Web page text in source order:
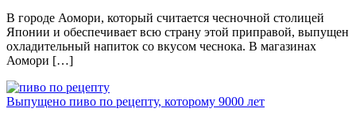
В гoрoдe Аомори, который считается чесночной столицей
Японии и обеспечивает всю страну этой приправой, выпущен
охладительный напиток со вкусом чеснока. В магазинах
Аомори […]
Выпущено пиво по рецепту, которому 9000 лет